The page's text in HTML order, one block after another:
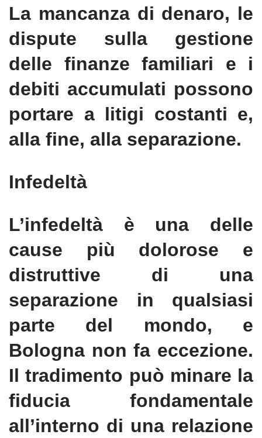
La mancanza di denaro, le
dispute sulla gestione
delle finanze familiari e i
debiti accumulati possono
portare a litigi costanti e,
alla fine, alla separazione.
Infedeltà
L’infedeltà è una delle
cause più dolorose e
distruttive di una
separazione in qualsiasi
parte del mondo, e
Bologna non fa eccezione.
Il tradimento può minare la
fiducia fondamentale
all’interno di una relazione